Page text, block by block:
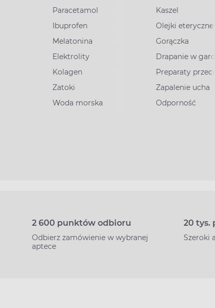
Paracetamol
Ibuprofen
Melatonina
Elektrolity
Kolagen
Zatoki
Woda morska
Kaszel
Olejki eteryczne
Gorączka
Drapanie w
Preparaty
Zapalenie ucha
Odporność
2 600 punktów odbioru
Odbierz zamówienie w wybranej
aptece
20 tys.
Szeroki